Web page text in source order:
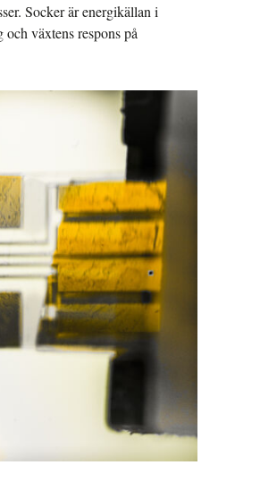
Socker är energikällan i
växtens respons på